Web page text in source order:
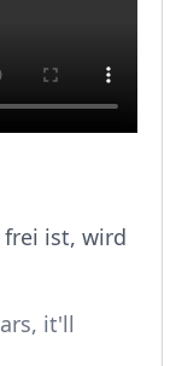
frei ist, wird
it'll